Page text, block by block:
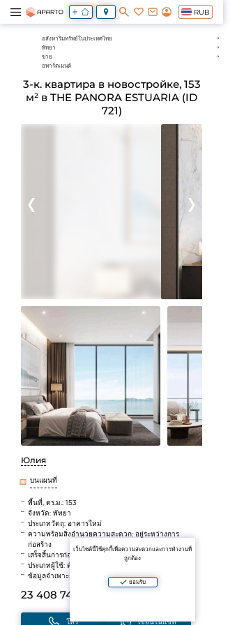
RUB
อสังหาริมทรัพย์ในประเทศไทย
พัทยา
ขาย
อพาร์ตเมนต์
3-к. квартира в новостройке, 153
м² в THE PANORA ESTUARIA (ID
721)
Юлия
บนแผนที่
พื้นที่, ตร.ม.: 153
จังหวัด: พัทยา
ประเภทวัตถุ: อาคารใหม่
ความพร้อมสิ่งอำนวยความสะดวก: อยู่ระหว่างการ
ก่อสร้าง
เสร็จสิ้นการก่อสร้าง: 2026
ประเภทผู้ใช้: ตัวแทน
ข้อมูลจำเพาะ: เดินไปทะเลได้
23 408 740 B
โทร เขียนในแชท
เว็บไซต์นี้ใช้คุกกี้เพื่อความสะดวกและการทำงานที่
ถูกต้อง
ยอมรับ